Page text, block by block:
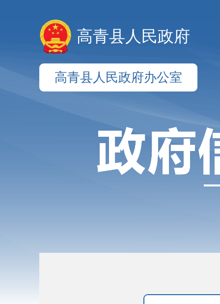
高青县人民政府
高青县人民政府办公室